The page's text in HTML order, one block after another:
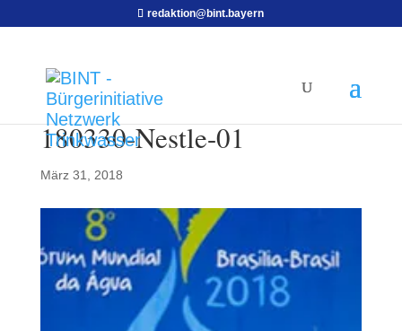
redaktion@bint.bayern
180330-Nestle-01
März 31, 2018